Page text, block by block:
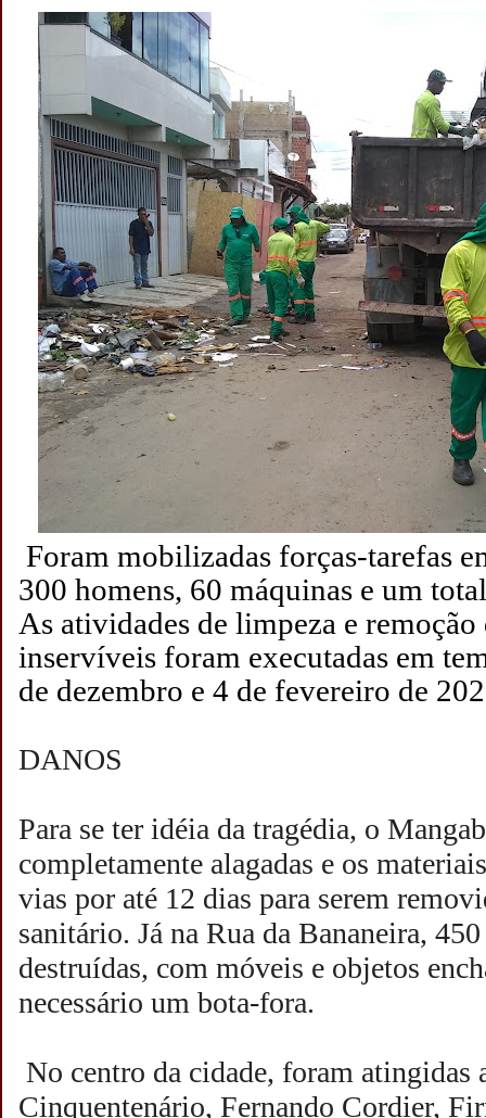
Foram mobilizadas forças-tarefas
300 homens, 60 máquinas e um
As atividades de limpeza e remoção
inservíveis foram executadas em
de dezembro e 4 de fevereiro de
DANOS
Para se ter idéia da tragédia, o
completamente alagadas e os
vias por até 12 dias para serem
sanitário. Já na Rua da Bananeira,
destruídas, com móveis e objetos
necessário um bota-fora.
No centro da cidade, foram atingidas
Cinquentenário, Fernando Cordier,